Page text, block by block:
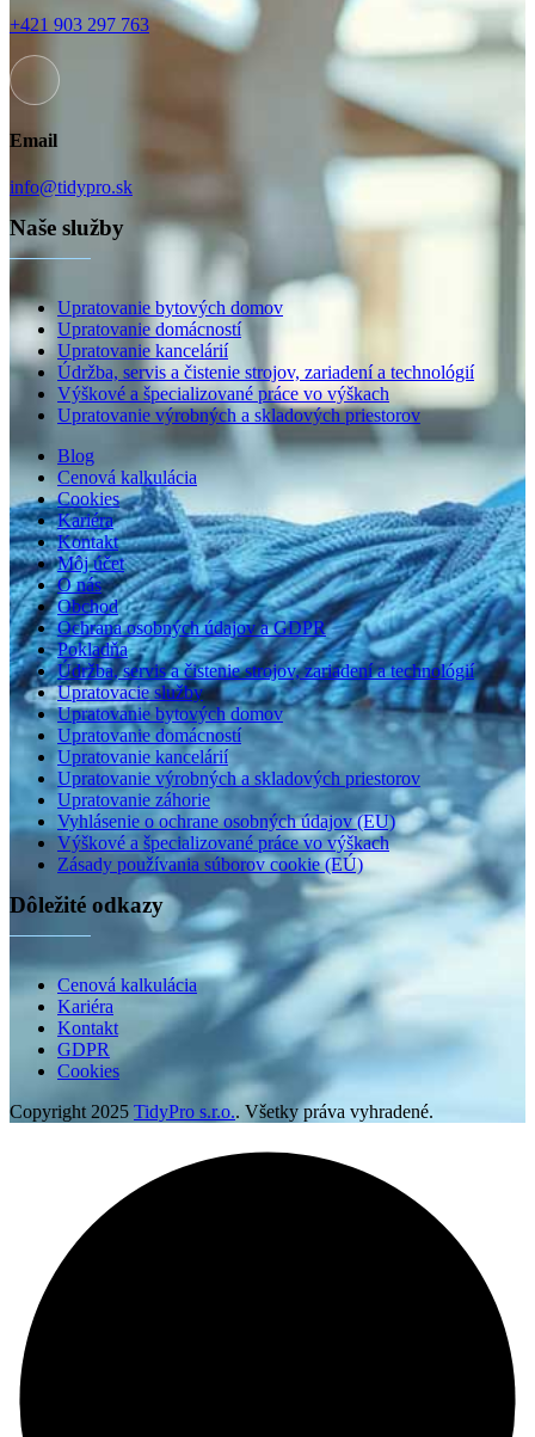
+421 903 297 763
Email
info@tidypro.sk
Naše služby
Upratovanie bytových domov
Upratovanie domácností
Upratovanie kancelárií
Údržba, servis a čistenie strojov, zariadení a technológií
Výškové a špecializované práce vo výškach
Upratovanie výrobných a skladových priestorov
Blog
Cenová kalkulácia
Cookies
Kariéra
Kontakt
Môj účet
O nás
Obchod
Ochrana osobných údajov a GDPR
Pokladňa
Údržba, servis a čistenie strojov, zariadení a technológií
Upratovacie služby
Upratovanie bytových domov
Upratovanie domácností
Upratovanie kancelárií
Upratovanie výrobných a skladových priestorov
Upratovanie záhorie
Vyhlásenie o ochrane osobných údajov (EU)
Výškové a špecializované práce vo výškach
Zásady používania súborov cookie (EÚ)
Dôležité odkazy
Cenová kalkulácia
Kariéra
Kontakt
GDPR
Cookies
Copyright 2025 TidyPro s.r.o.. Všetky práva vyhradené.